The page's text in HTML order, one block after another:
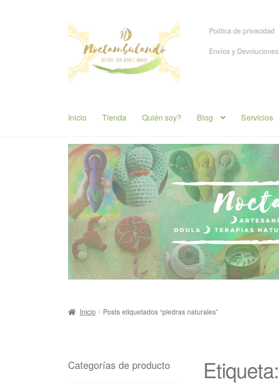
Ir
a
navegación
Ir
al
contenido
Política de privacidad
Envíos y Devoluciones
Inicio Tienda Quién soy? Blog Servicios
Inicio Posts etiquetados “piedras naturales”
Etiqueta:
Categorías de producto